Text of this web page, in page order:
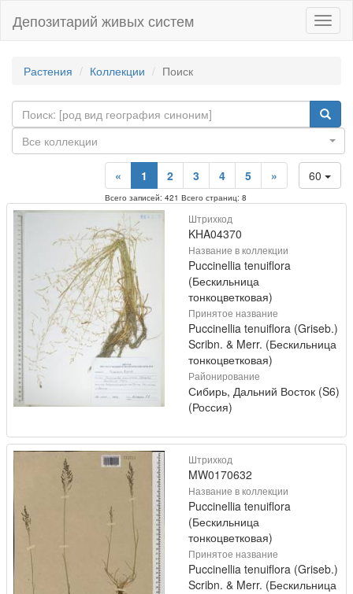
Депозитарий живых систем
Растения Коллекции Поиск
Все коллекции
60
« 1 2 3 4 5 »
Всего записей: 421 Всего страниц: 8
Штрихкод
KHA04370
Название в коллекции
Puccinellia tenuiflora
(Бескильница
тонкоцветковая)
Принятое название
Puccinellia tenuiflora (Griseb.)
Scribn. & Merr. (Бескильница
тонкоцветковая)
Районирование
Сибирь, Дальний Восток (S6)
(Россия)
Штрихкод
MW0170632
Название в коллекции
Puccinellia tenuiflora
(Бескильница
тонкоцветковая)
Принятое название
Puccinellia tenuiflora (Griseb.)
Scribn. & Merr. (Бескильница